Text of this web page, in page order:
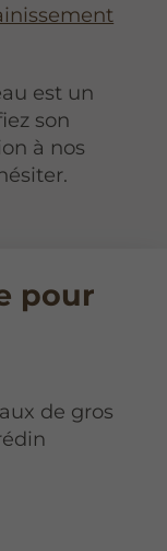
est un
son
à nos
pour
de gros